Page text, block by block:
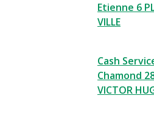
Etienne 6
VILLE
Cash
Chamond
VICTOR